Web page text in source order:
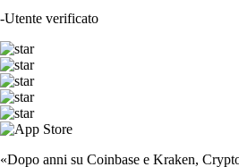
-Utente verificato
«Dopo anni su Coinbase e Kraken,